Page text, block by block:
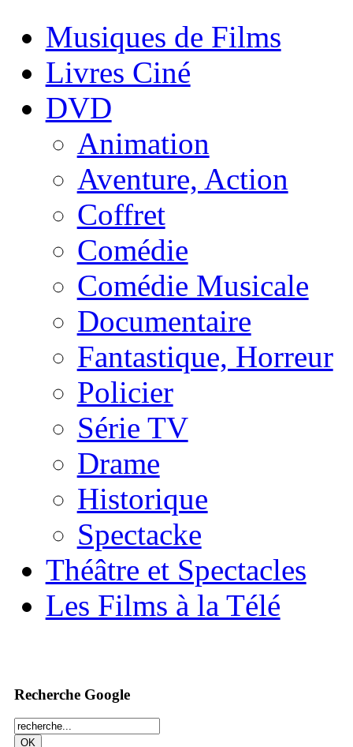
Musiques de Films
Livres Ciné
DVD
Animation
Aventure, Action
Coffret
Comédie
Comédie Musicale
Documentaire
Fantastique, Horreur
Policier
Série TV
Drame
Historique
Spectacke
Théâtre et Spectacles
Les Films à la Télé
Recherche Google